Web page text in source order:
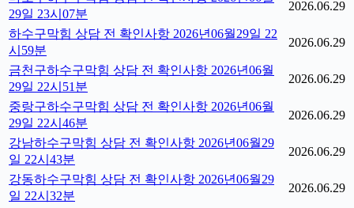
29일 23시07분
2026.06.29
하수구막힘 상담 전 확인사항 2026년06월29일 22
시59분
2026.06.29
금천구하수구막힘 상담 전 확인사항 2026년06월
29일 22시51분
2026.06.29
중랑구하수구막힘 상담 전 확인사항 2026년06월
29일 22시46분
2026.06.29
강남하수구막힘 상담 전 확인사항 2026년06월29
일 22시43분
2026.06.29
강동하수구막힘 상담 전 확인사항 2026년06월29
일 22시32분
2026.06.29